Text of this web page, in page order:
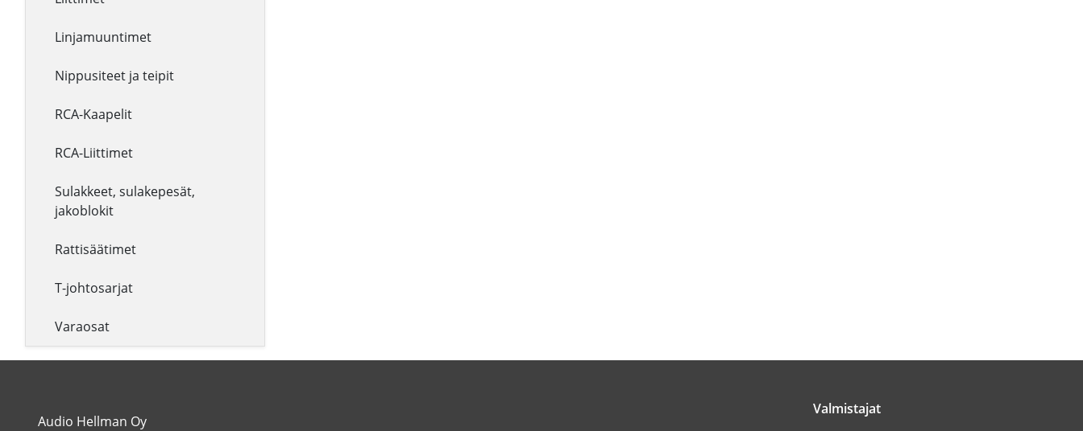
Linjamuuntimet
Nippusiteet ja teipit
RCA-Kaapelit
RCA-Liittimet
Sulakkeet, sulakepesät,
jakoblokit
Rattisäätimet
T-johtosarjat
Varaosat
Audio Hellman Oy
Valmistajat